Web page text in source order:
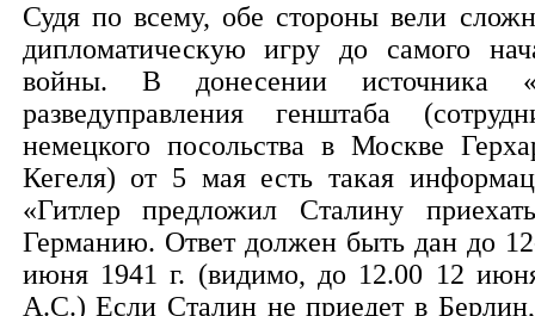
Судя по всему, обе стороны вели
дипломатическую игру до самого
войны. В донесении источника
разведуправления генштаба
немецкого посольства в Москве
Кегеля) от 5 мая есть такая
«Гитлер предложил Сталину
Германию. Ответ должен быть дан до
июня 1941 г. (видимо, до 12.00 12
А.С.) Если Сталин не приедет в